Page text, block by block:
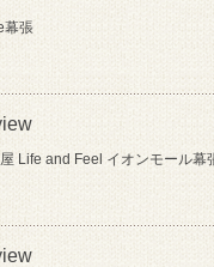
幕張
Life and Feel イオンモール幕